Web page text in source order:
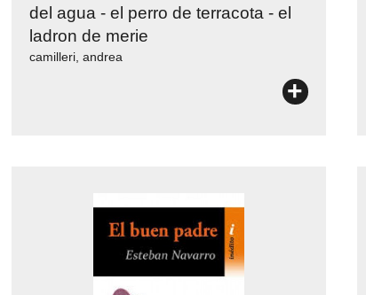
del agua - el perro de terracota - el
ladron de merie
camilleri, andrea
+